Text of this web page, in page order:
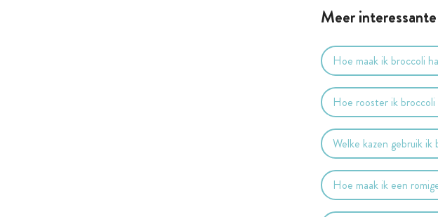
Meer
Hoe maak ik broccoli
Hoe rooster ik
Welke kazen gebruik
Hoe maak ik een